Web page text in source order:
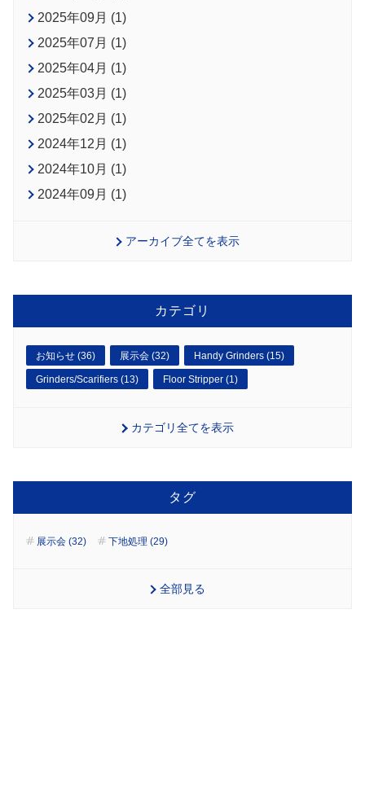
2025年09月 (1)
2025年07月 (1)
2025年04月 (1)
2025年03月 (1)
2025年02月 (1)
2024年12月 (1)
2024年10月 (1)
2024年09月 (1)
アーカイブ全てを表示
カテゴリ
お知らせ (36) 展示会 (32) Handy Grinders (15)
Grinders/Scarifiers (13) Floor Stripper (1)
カテゴリ全てを表示
タグ
展示会 (32) 下地処理 (29)
全部見る